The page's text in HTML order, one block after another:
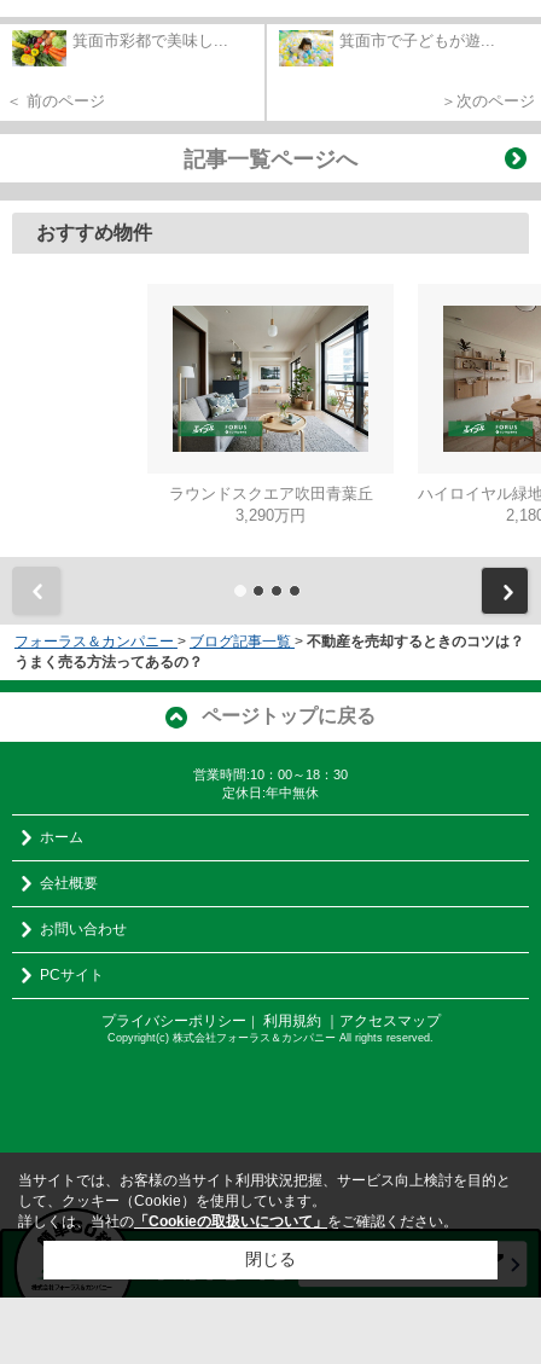
箕面市彩都で美味し...
＜ 前のページ
箕面市で子どもが遊...
＞次のページ
記事一覧ページへ
おすすめ物件
ラウンドスクエア吹田青葉丘
3,290万円
ハイロイヤル緑
フォーラス＆カンパニー > ブログ記事一覧 > 不動産を売却するときのコツは？
うまく売る方法ってあるの？
ページトップに戻る
営業時間:10：00～18：30
定休日:年中無休
ホーム
会社概要
お問い合わせ
PCサイト
プライバシーポリシー 利用規約 ｜アクセスマップ
Copyright(c) 株式会社フォーラス＆カンパニー All rights reserved.
当サイトでは、お客様の当サイト利用状況把握、サービス向上検討を目的と
して、クッキー（Cookie）を使用しています。
詳しくは、当社の 「Cookieの取扱いについて」 をご確認ください。
閉じる